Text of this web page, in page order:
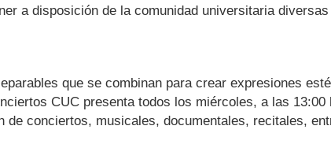
a disposición de la comunidad universitaria
que se combinan para crear expresiones
CUC presenta todos los miércoles, a las
conciertos, musicales, documentales, recitales,